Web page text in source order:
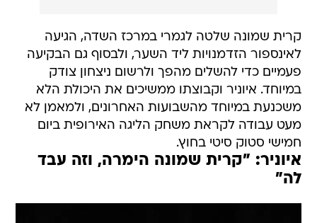
קרית שמונה שלטה לגמרי במרכז השדה, הגיעה
לאינספור הזדמנויות ליד השער, ולבסוף גם הבקיעה
פעמיים כדי להשלים מהפך ולרשום ניצחון צודק
במיוחד. איוניר וקבוצתו ממשיכים את היכולת הלא
משכנעת במיוחד מהשבועות האחרונים, ולמאמן לא
מעט עבודה לקראת משחק הליגה האירופית ביום
חמישי סטוק סיטי בחוץ.
איוניר: "קרית שמונה הימרה, וזה עבד
לה"